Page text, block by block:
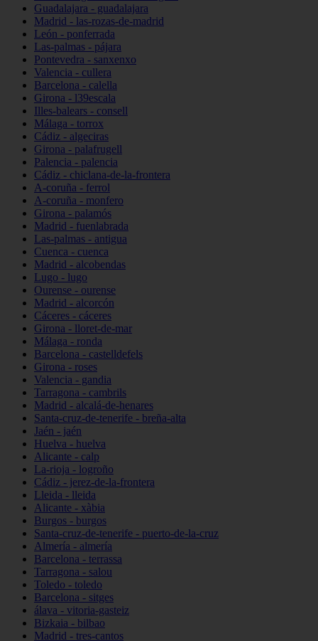
Guadalajara - guadalajara
Madrid - las-rozas-de-madrid
León - ponferrada
Las-palmas - pájara
Pontevedra - sanxenxo
Valencia - cullera
Barcelona - calella
Girona - l39escala
Illes-balears - consell
Málaga - torrox
Cádiz - algeciras
Girona - palafrugell
Palencia - palencia
Cádiz - chiclana-de-la-frontera
A-coruña - ferrol
A-coruña - monfero
Girona - palamós
Madrid - fuenlabrada
Las-palmas - antigua
Cuenca - cuenca
Madrid - alcobendas
Lugo - lugo
Ourense - ourense
Madrid - alcorcón
Cáceres - cáceres
Girona - lloret-de-mar
Málaga - ronda
Barcelona - castelldefels
Girona - roses
Valencia - gandia
Tarragona - cambrils
Madrid - alcalá-de-henares
Santa-cruz-de-tenerife - breña-alta
Jaén - jaén
Huelva - huelva
Alicante - calp
La-rioja - logroño
Cádiz - jerez-de-la-frontera
Lleida - lleida
Alicante - xàbia
Burgos - burgos
Santa-cruz-de-tenerife - puerto-de-la-cruz
Almería - almería
Barcelona - terrassa
Tarragona - salou
Toledo - toledo
Barcelona - sitges
álava - vitoria-gasteiz
Bizkaia - bilbao
Madrid - tres-cantos